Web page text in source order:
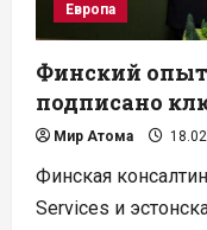
Европа
Финский опыт
подписано
Мир Атома
Финская
Services и